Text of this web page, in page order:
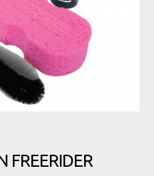
FREERIDER